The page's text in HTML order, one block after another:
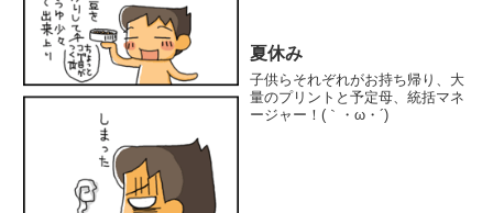
夏休み
子供らそれぞれがお持ち帰り、大
量のプリントと予定母、統括マネ
ージャー！(｀・ω・´)ゞ